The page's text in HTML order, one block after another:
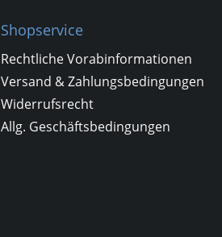
Shopservice
Rechtliche Vorabinformationen
Versand & Zahlungsbedingungen
Widerrufsrecht
Allg. Geschäftsbedingungen